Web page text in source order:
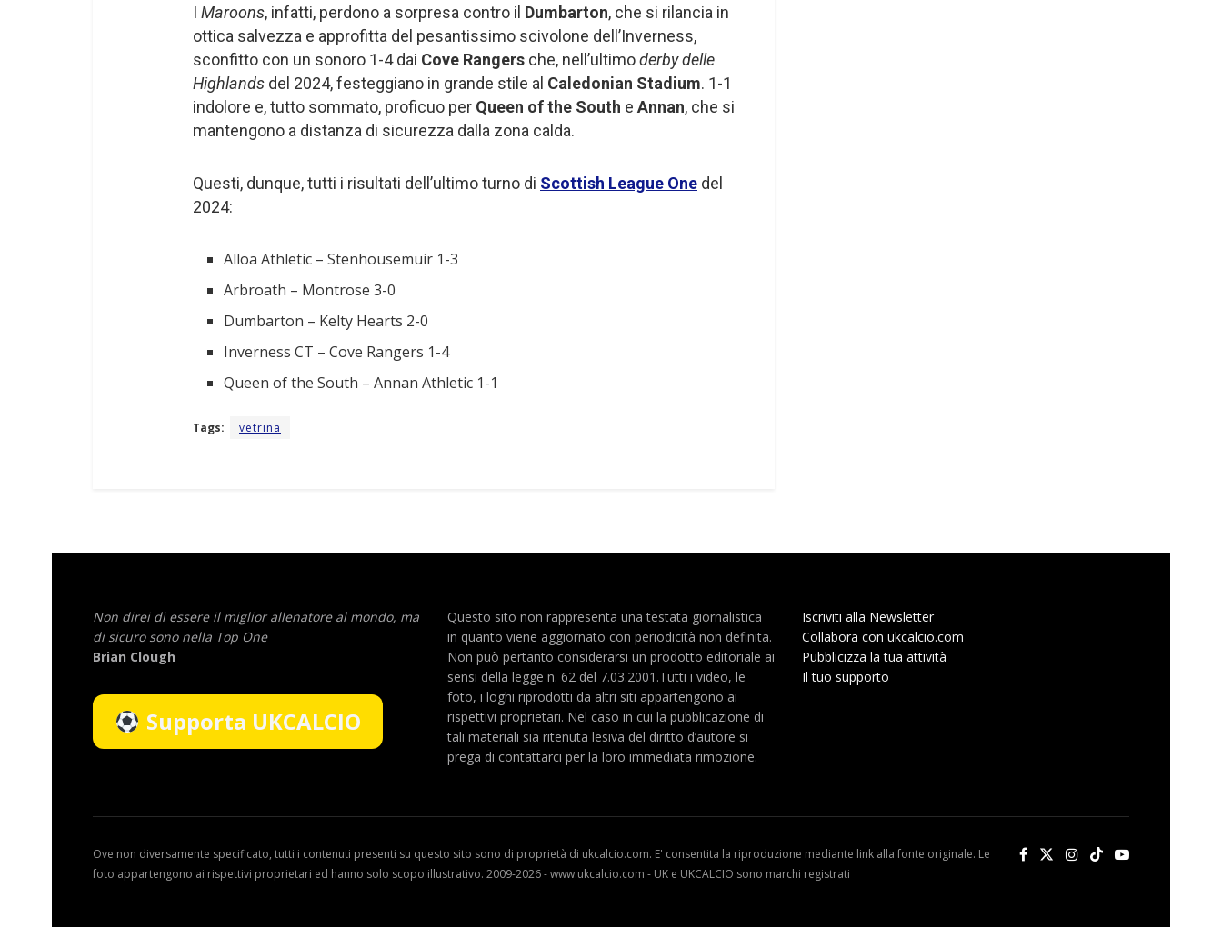
I Maroons, infatti, perdono a sorpresa contro il Dumbarton, che si rilancia in
ottica salvezza e approfitta del pesantissimo scivolone dell’Inverness,
sconfitto con un sonoro 1-4 dai Cove Rangers che, nell’ultimoderby delle
Highlands del 2024, festeggiano in grande stile al Caledonian Stadium. 1-1
indolore e, tutto sommato, proficuo per Queen of the South e Annan, che si
mantengono a distanza di sicurezza dalla zona calda.
Questi, dunque, tutti i risultati dell’ultimo turno di Scottish League One del
2024:
Alloa Athletic – Stenhousemuir 1-3
Arbroath – Montrose 3-0
Dumbarton – Kelty Hearts 2-0
Inverness CT – Cove Rangers 1-4
Queen of the South – Annan Athletic 1-1
Tags: vetrina
Non direi di essere il miglior allenatore al mondo, ma
di sicuro sono nella Top One
Brian Clough
Supporta UKCALCIO
Questo sito non rappresenta una testata giornalistica
in quanto viene aggiornato con periodicità non definita.
Non può pertanto considerarsi un prodotto editoriale ai
sensi della legge n. 62 del 7.03.2001.Tutti i video, le
foto, i loghi riprodotti da altri siti appartengono ai
rispettivi proprietari. Nel caso in cui la pubblicazione di
tali materiali sia ritenuta lesiva del diritto d’autore si
prega di contattarci per la loro immediata rimozione.
Iscriviti alla Newsletter
Collabora con ukcalcio.com
Pubblicizza la tua attività
Il tuo supporto
Ove non diversamente specificato, tutti i contenuti presenti su questo sito sono di proprietà di ukcalcio.com. E' consentita la riproduzione mediante link alla fonte originale. Le
foto appartengono ai rispettivi proprietari ed hanno solo scopo illustrativo. 2009-2026 - www.ukcalcio.com - UK e UKCALCIO sono marchi registrati